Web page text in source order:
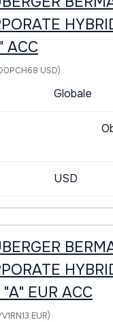
ACC
USD)
Globale
USD
"A" EUR ACC
EUR)